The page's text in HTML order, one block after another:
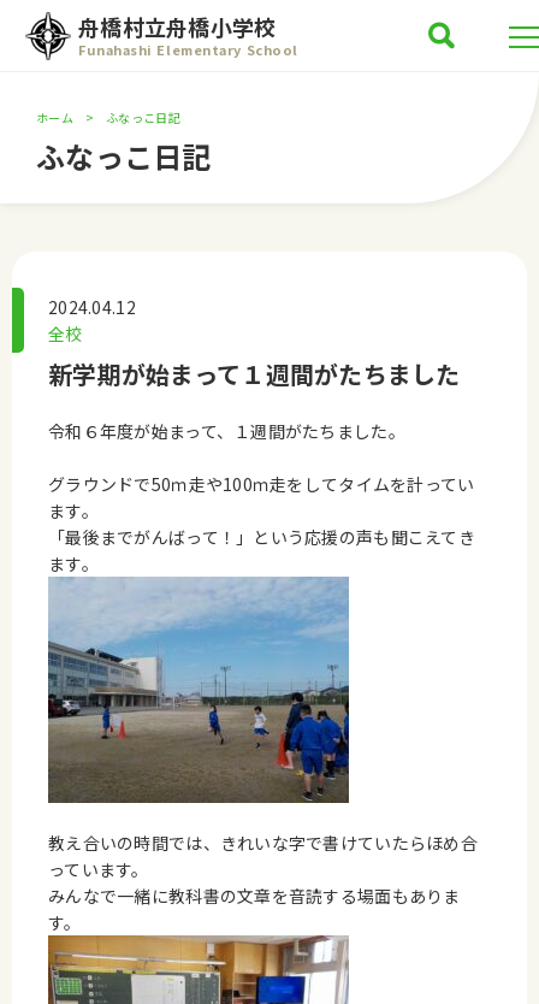
舟橋村立舟橋小学校
Funahashi Elementary School
ホーム ふなっこ日記
ふなっこ日記
2024.04.12
全校
新学期が始まって１週間がたちました
令和６年度が始まって、１週間がたちました。
グラウンドで50ｍ走や100ｍ走をしてタイムを計ってい
ます。
「最後までがんばって！」という応援の声も聞こえてき
ます。
教え合いの時間では、きれいな字で書けていたらほめ合
っています。
みんなで一緒に教科書の文章を音読する場面もありま
す。